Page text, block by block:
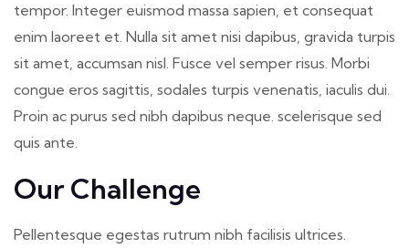
tempor. Integer euismod massa sapien, et consequat
enim laoreet et. Nulla sit amet nisi dapibus, gravida turpis
sit amet, accumsan nisl. Fusce vel semper risus. Morbi
congue eros sagittis, sodales turpis venenatis, iaculis dui.
Proin ac purus sed nibh dapibus neque. scelerisque sed
quis ante.
Our Challenge
Pellentesque egestas rutrum nibh facilisis ultrices.